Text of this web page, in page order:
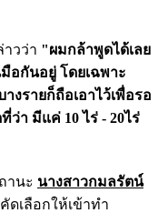
วว่า "ผมกล้าพูดได้เลย
อกันอยู่ โดยเฉพาะ
รายก็ถือเอาไว้เพื่อรอ
า มีแค่ 10 ไร่ - 20ไร่
านะ นางสาวกมลรัตน์
ดเลือกให้เข้าทำ